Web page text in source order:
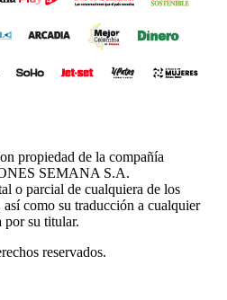
propiedad de la compañía
SEMANA S.A.
o parcial de cualquiera de los
como su traducción a cualquier
por su titular.
reservados.